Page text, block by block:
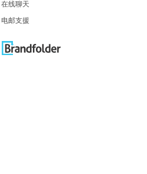
在线聊天
电邮支援